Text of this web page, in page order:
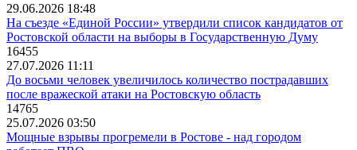
29.06.2026 18:48
На съезде «Единой России» утвердили список кандидатов от
Ростовской области на выборы в Государственную Думу
16455
27.07.2026 11:11
До восьми человек увеличилось количество пострадавших
после вражеской атаки на Ростовскую область
14765
25.07.2026 03:50
Мощные взрывы прогремели в Ростове - над городом